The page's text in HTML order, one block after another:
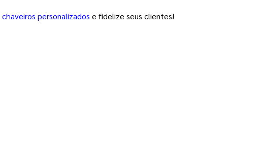
chaveiros personalizados e fidelize seus clientes!